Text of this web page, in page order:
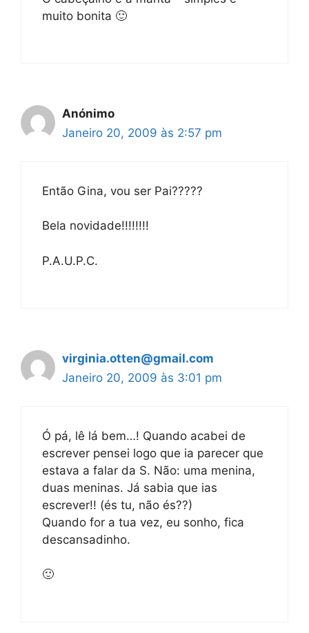
muito bonita 🙂
Anónimo
Janeiro 20, 2009 às 2:57 pm
Então Gina, vou ser Pai?????
Bela novidade!!!!!!!!
P.A.U.P.C.
virginia.otten@gmail.com
Janeiro 20, 2009 às 3:01 pm
Ó pá, lê lá bem…! Quando acabei de
escrever pensei logo que ia parecer que
estava a falar da S. Não: uma menina,
duas meninas. Já sabia que ias
escrever!! (és tu, não és??)
Quando for a tua vez, eu sonho, fica
descansadinho.
🙂